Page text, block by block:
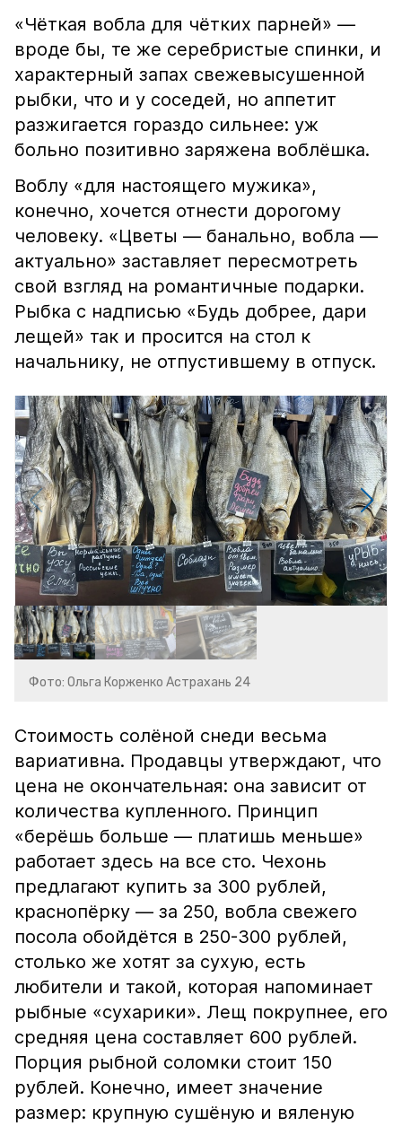
«Чёткая вобла для чётких парней» —
вроде бы, те же серебристые спинки, и
характерный запах свежевысушенной
рыбки, что и у соседей, но аппетит
разжигается гораздо сильнее: уж
больно позитивно заряжена воблёшка.
Воблу «для настоящего мужика»,
конечно, хочется отнести дорогому
человеку. «Цветы — банально, вобла —
актуально» заставляет пересмотреть
свой взгляд на романтичные подарки.
Рыбка с надписью «Будь добрее, дари
лещей» так и просится на стол к
начальнику, не отпустившему в отпуск.
Фото: Ольга Корженко Астрахань 24
Стоимость солёной снеди весьма
вариативна. Продавцы утверждают, что
цена не окончательная: она зависит от
количества купленного. Принцип
«берёшь больше — платишь меньше»
работает здесь на все сто. Чехонь
предлагают купить за 300 рублей,
краснопёрку — за 250, вобла свежего
посола обойдётся в 250-300 рублей,
столько же хотят за сухую, есть
любители и такой, которая напоминает
рыбные «сухарики». Лещ покрупнее, его
средняя цена составляет 600 рублей.
Порция рыбной соломки стоит 150
рублей. Конечно, имеет значение
размер: крупную сушёную и вяленую